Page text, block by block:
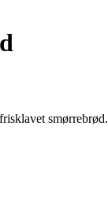
smørrebrød.